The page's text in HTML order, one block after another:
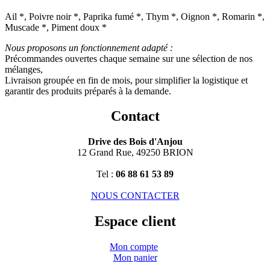
Ail *, Poivre noir *, Paprika fumé *, Thym *, Oignon *, Romarin *,
Muscade *, Piment doux *
Nous proposons un fonctionnement adapté :
Précommandes ouvertes chaque semaine sur une sélection de nos
mélanges,
Livraison groupée en fin de mois, pour simplifier la logistique et
garantir des produits préparés à la demande.
Contact
Drive des Bois d'Anjou
12 Grand Rue, 49250 BRION
Tel : 06 88 61 53 89
NOUS CONTACTER
Espace client
Mon compte
Mon panier